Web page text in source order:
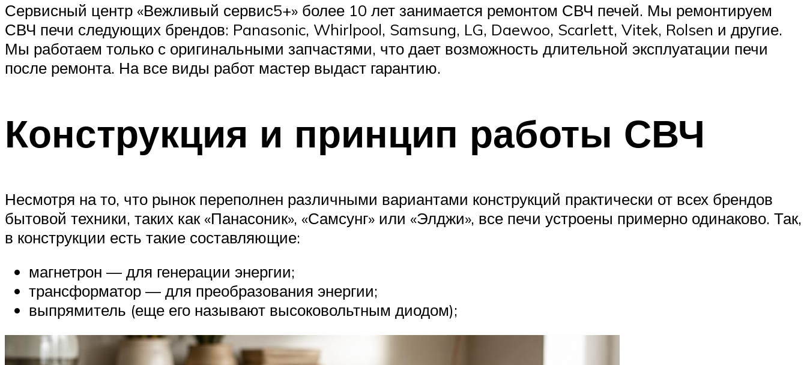
Сервисный центр «Вежливый сервис5+» более 10 лет занимается ремонтом СВЧ печей. Мы ремонтируем
СВЧ печи следующих брендов: Panasonic, Whirlpool, Samsung, LG, Daewoo, Scarlett, Vitek, Rolsen и другие.
Мы работаем только с оригинальными запчастями, что дает возможность длительной эксплуатации печи
после ремонта. На все виды работ мастер выдаст гарантию.
Конструкция и принцип работы СВЧ
Несмотря на то, что рынок переполнен различными вариантами конструкций практически от всех брендов
бытовой техники, таких как «Панасоник», «Самсунг» или «Элджи», все печи устроены примерно одинаково. Так,
в конструкции есть такие составляющие:
магнетрон — для генерации энергии;
трансформатор — для преобразования энергии;
выпрямитель (еще его называют высоковольтным диодом);